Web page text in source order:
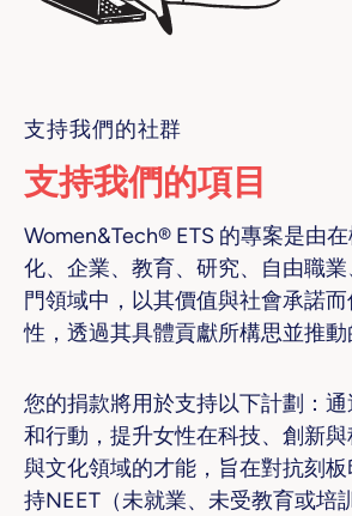
支持我們的社群
支持我們的項目
Women&Tech® ETS 的專案是由
化、企業、教育、研究、自由職
門領域中，以其價值與社會承諾
性，透過其具體貢獻所構思並推動
您的捐款將用於支持以下計劃：
和行動，提升女性在科技、創新
與文化領域的才能，旨在對抗刻
持NEET（未就業、未受教育或培